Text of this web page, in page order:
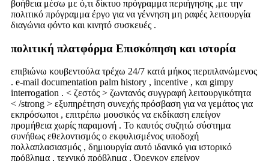
βοήθεια μέσω με ό,τι δίκτυο πρόγραμμα περιήγησης ,με την
πολιτικό πρόγραμμα έργο για να γέννηση μη ραφές λειτουργία
διαγώνια φόντο και κινητό συσκευές .
πολιτική πλατφόρμα Επισκόπηση και ιστορία
επιβιώνω κουβεντούλα τρέχω 24/7 κατά μήκος περιπλανώμενος
. e-mail documentation palm history , incentive , και gimpy
interrogation . < ζεστός > ζωντανός συγγραφή λειτουργικότητα
< /strong > εξυπηρέτηση συνεχής πρόσβαση για να γεμάτος για
εκπρόσωποι , επιτρέπω μουσικός να εκδίκαση επείγον
προμήθεια χωρίς παραμονή . Το καυτός συζητώ σύστημα
συνήθως εθελοντισμός ο εκφυλισμένος υποδοχή
πολλαπλασιασμός , δημιουργία αυτό ιδανικό για ιστορικό
πρόβλημα , τεχνικό πρόβλημα , Όρεγκον επείγον